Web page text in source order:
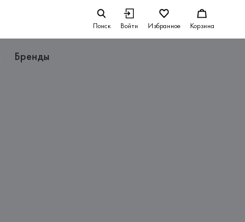
Поиск Войти Избранное Корзина
Бренды